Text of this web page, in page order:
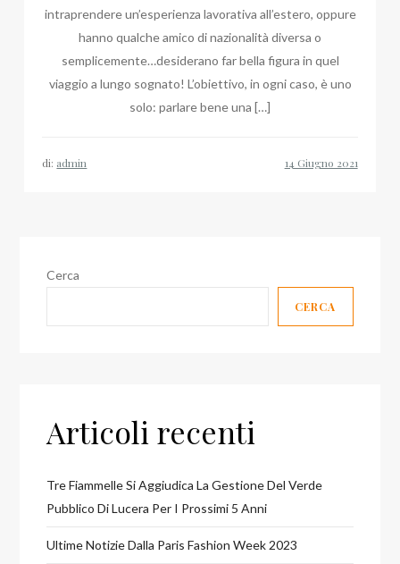
intraprendere un’esperienza lavorativa all’estero, oppure
hanno qualche amico di nazionalità diversa o
semplicemente…desiderano far bella figura in quel
viaggio a lungo sognato! L’obiettivo, in ogni caso, è uno
solo: parlare bene una […]
di: admin
Cerca
CERCA
Articoli recenti
Tre Fiammelle Si Aggiudica La Gestione Del Verde
Pubblico Di Lucera Per I Prossimi 5 Anni
Ultime Notizie Dalla Paris Fashion Week 2023